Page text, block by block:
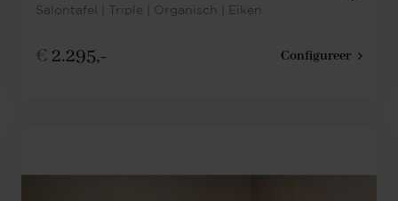
Salontafel | Triple | Organisch | Eiken
€ 2.295,- Configureer